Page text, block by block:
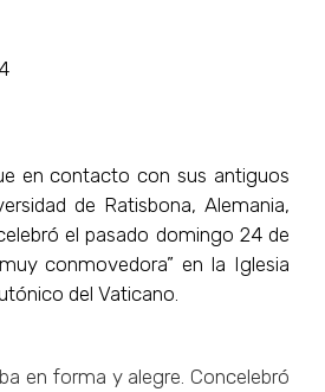
en contacto con sus antiguos
de Ratisbona, Alemania,
el pasado domingo 24 de
conmovedora” en la Iglesia
del Vaticano.
en forma y alegre. Concelebró